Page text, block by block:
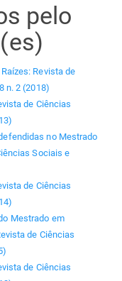
pelo
Raízes: Revista de
n. 2 (2018)
de Ciências
no Mestrado
Sociais e
de Ciências
Mestrado em
de Ciências
de Ciências